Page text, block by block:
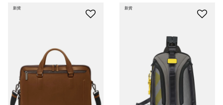
新貨 新貨